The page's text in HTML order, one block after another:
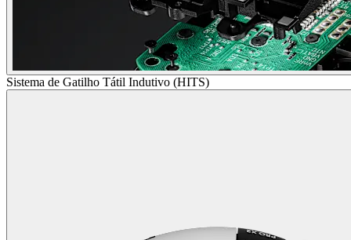
Sistema de Gatilho Tátil Indutivo (HITS)